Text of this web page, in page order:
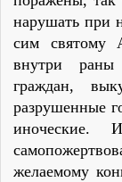
нарушать при
сим святому
внутри раны
граждан,
разрушенные
желаемому